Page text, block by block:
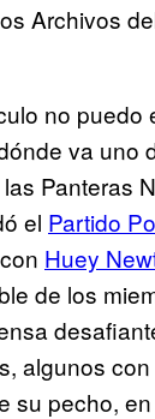
Archivos
no puedo
va uno
Panteras
el Partido
con Huey
de los
algunos
su pecho,